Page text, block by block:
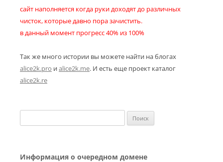
сайт наполняется когда руки доходят до различных
чисток, которые давно пора зачистить.
в данный момент прогресс 40% из 100%
Так же много истории вы можете найти на блогах
alice2k.pro иalice2k.me. И есть еще проект каталог
alice2k.re
Информация о очередном домене